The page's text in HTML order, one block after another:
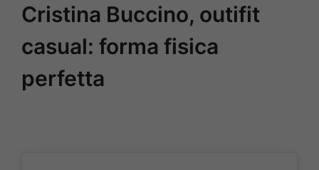
Cristina Buccino, outifit
casual: forma fisica
perfetta